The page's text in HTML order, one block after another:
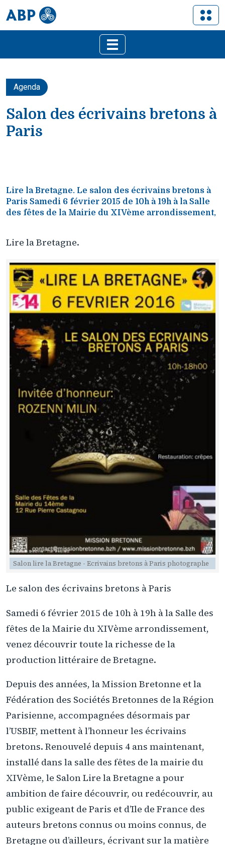
Agenda
Salon des écrivains bretons à
Paris
Lire la Bretagne. Le salon des écrivains bretons à
Paris Samedi 6 février 2015 de 10h à 19h à la Salle
des fêtes de la Mairie du XIVème arrondissement,
Lire la Bretagne.
Salon lire la Bretagne - Ecrivains bretons à Paris photographe
Le salon des écrivains bretons à Paris
Samedi 6 février 2015 de 10h à 19h à la Salle des
fêtes de la Mairie du XIVème arrondissement,
venez découvrir toute la richesse de la
production littéraire de Bretagne.
Depuis des années, la Mission Bretonne et la
Fédération des Sociétés Bretonnes de la Région
Parisienne, accompagnées désormais par
l’USBIF, mettent à l’honneur les écrivains
bretons. Renouvelé depuis 4 ans maintenant,
installé dans la salle des fêtes de la mairie du
XIVème, le Salon Lire la Bretagne a pour
ambition de faire découvrir, ou redécouvrir, au
public exigeant de Paris et d’Ile de France des
auteurs bretons connus ou moins connus, de
Bretagne ou d’ailleurs, écrivant sur la matière